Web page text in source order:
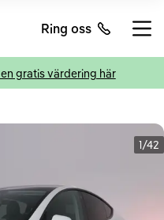
Ring oss
gratis värdering här
1/42